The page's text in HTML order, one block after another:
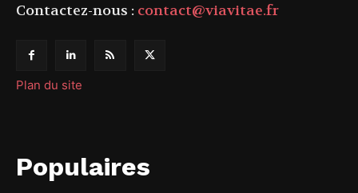
Contactez-nous : contact@viavitae.fr
Plan du site
Populaires